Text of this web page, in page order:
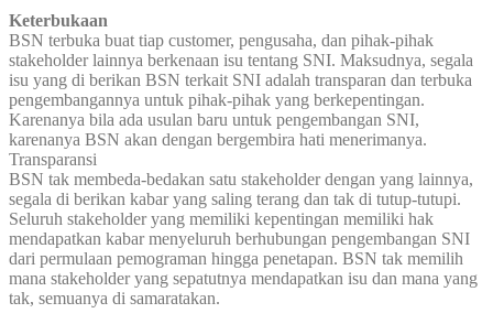
Keterbukaan
BSN terbuka buat tiap customer, pengusaha, dan pihak-pihak
stakeholder lainnya berkenaan isu tentang SNI. Maksudnya, segala
isu yang di berikan BSN terkait SNI adalah transparan dan terbuka
pengembangannya untuk pihak-pihak yang berkepentingan.
Karenanya bila ada usulan baru untuk pengembangan SNI,
karenanya BSN akan dengan bergembira hati menerimanya.
Transparansi
BSN tak membeda-bedakan satu stakeholder dengan yang lainnya,
segala di berikan kabar yang saling terang dan tak di tutup-tutupi.
Seluruh stakeholder yang memiliki kepentingan memiliki hak
mendapatkan kabar menyeluruh berhubungan pengembangan SNI
dari permulaan pemograman hingga penetapan. BSN tak memilih
mana stakeholder yang sepatutnya mendapatkan isu dan mana yang
tak, semuanya di samaratakan.